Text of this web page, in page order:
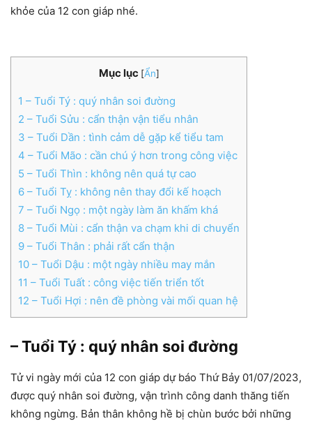
khỏe của 12 con giáp nhé.
Mục lục [Ẩn]
1 – Tuổi Tý : quý nhân soi đường
2 – Tuổi Sửu : cẩn thận vận tiểu nhân
3 – Tuổi Dần : tình cảm dễ gặp kể tiểu tam
4 – Tuổi Mão : cần chú ý hơn trong công việc
5 – Tuổi Thìn : không nên quá tự cao
6 – Tuổi Tỵ : không nên thay đổi kế hoạch
7 – Tuổi Ngọ : một ngày làm ăn khấm khá
8 – Tuổi Mùi : cẩn thận va chạm khi di chuyển
9 – Tuổi Thân : phải rất cẩn thận
10 – Tuổi Dậu : một ngày nhiều may mắn
11 – Tuổi Tuất : công việc tiến triển tốt
12 – Tuổi Hợi : nên đề phòng vài mối quan hệ
– Tuổi Tý : quý nhân soi đường
Tử vi ngày mới của 12 con giáp dự báo Thứ Bảy 01/07/2023,
được quý nhân soi đường, vận trình công danh thăng tiến
không ngừng. Bản thân không hề bị chùn bước bởi những